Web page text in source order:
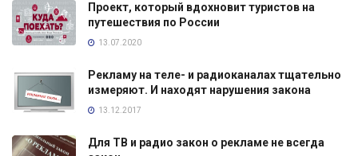
Проект, который вдохновит туристов на
путешествия по России
13.07.2020
Рекламу на теле- и радиоканалах тщательно
измеряют. И находят нарушения закона
13.12.2017
Для ТВ и радио закон о рекламе не всегда